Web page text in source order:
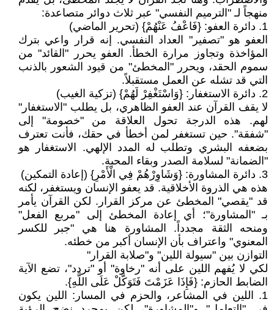
منهجاً لـ "الترميم النفسي" عبر ثلاث دوائر متصاعدة:
1. دائرة العفو: {فَاعْفُ عَنْهُمْ} (تحرير الماضي)
العفو هو "تصفير" العداد النفسي. إنه قرار واعي بترك
المؤاخذة وتجاوز مرارة الخطأ. العفو يحرر "القائد" من
سموم الحقد، ويحرر "المخطئ" من قيود الشعور بالذنب
التي قد تشله عن العمل مستقبلاً.
2. دائرة الاستغفار: {وَاسْتَغْفِرْ لَهُمْ} (تزكية الغيب)
لا يقف القرآن عند العفو الظاهري، بل يطلب "الاستغفار"
لهم. هذه الدرجة تحول العلاقة من "خصومة" إلى
"شفقة". حين تستغفر لمن أخطأ في حقك، فأنت تعترف
بضعفه البشري وتطلب له المدد الإلهي. الاستغفار هو
"الضمانة" لسلامة الصدر وبقاء المحبة.
3. دائرة المشاورة: {وَشَاوِرْهُمْ فِي الْأَمْرِ} (إعادة التمكين)
هذه هي الذروة الأخلاقية. قد يعفو الإنسان ويستغفر، لكنه
قد "يقصي" المخطئ عن مركز القرار. لكن القرآن يأمر
بـ "المشاورة"؛ أي إعادة المخطئ إلى "مربع الفعل"
ومنحه الثقة مجدداً. المشاورة هنا هي "جبر للكسر
المعنوي" واعتراف بأن الإنسان أكبر من خطئه.
التوازن بين "سيولة اللين" و"صلابة القرار"
لكي لا يُفهم اللين على أنه "رخاوة" أو "تردد"، تضع الآية
الضابط الحازم: {فَإِذَا عَزَمْتَ فَتَوَكَّلْ عَلَى اللَّهِ}.
1. اللين في المشاعر، والحزم في المسار: اللين يكون